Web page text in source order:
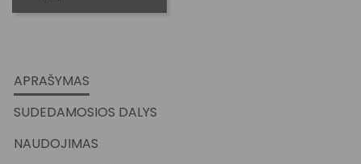
APRAŠYMAS
SUDEDAMOSIOS DALYS
NAUDOJIMAS